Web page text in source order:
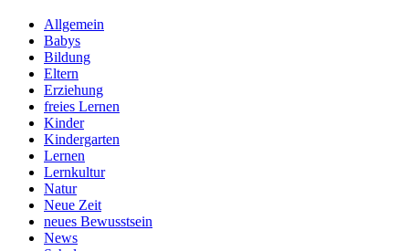
Allgemein
Babys
Bildung
Eltern
Erziehung
freies Lernen
Kinder
Kindergarten
Lernen
Lernkultur
Natur
Neue Zeit
neues Bewusstsein
News